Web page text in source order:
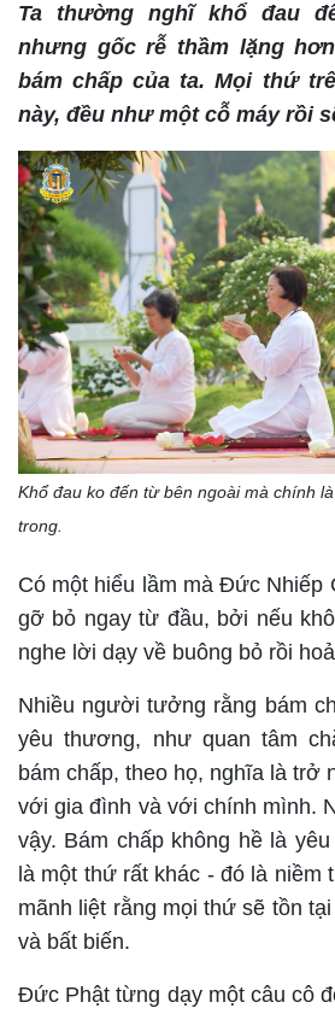
Ta thường nghĩ khổ đau
nhưng gốc rễ thầm lặng
bám chấp của ta. Mọi thứ
này, đều như một cỗ máy rồi
Khổ đau ko đến từ bên ngoài mà chính
trong.
Có một hiểu lầm mà Đức Nhiếp
gỡ bỏ ngay từ đầu, bởi nếu
nghe lời dạy về buông bỏ rồi
Nhiều người tưởng rằng bám
yêu thương, như quan tâm
bám chấp, theo họ, nghĩa là trở
với gia đình và với chính mình.
vậy. Bám chấp không hề là
là một thứ rất khác - đó là niềm
mãnh liệt rằng mọi thứ sẽ tồn
và bất biến.
Đức Phật từng dạy một câu cô